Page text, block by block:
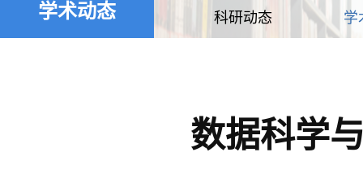
学术动态 科研动态 学
数据科学